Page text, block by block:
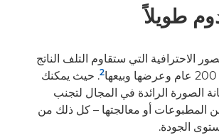
طويلاً
الاحترافية التي ستقاوم التلف الناتج
2. حيث يمكنك
الصورة الرائدة في المجال لتجنب
المطبوعات أو معالجتها – كل ذلك من
الجودة.